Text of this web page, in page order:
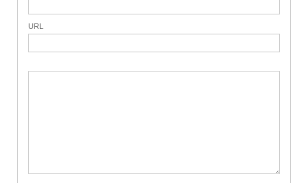
URL